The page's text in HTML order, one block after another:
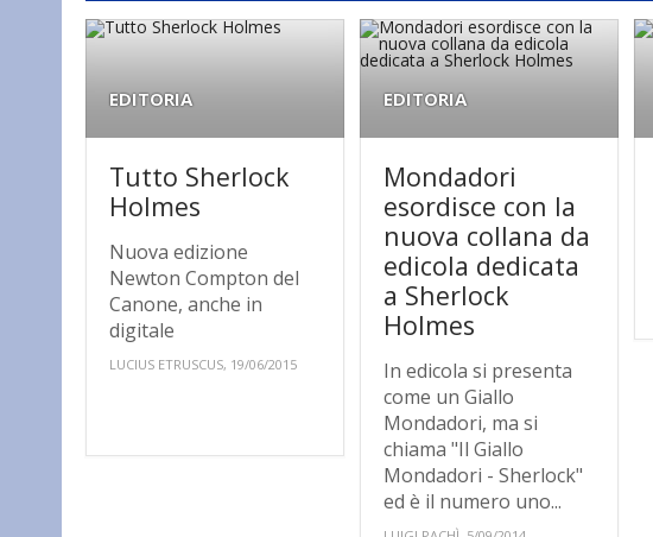
EDITORIA
Tutto Sherlock
Holmes
Nuova edizione
Newton Compton del
Canone, anche in
digitale
LUCIUS ETRUSCUS, 19/06/2015
EDITORIA
Mondadori
esordisce con la
nuova collana da
edicola dedicata
a Sherlock
Holmes
In edicola si presenta
come un Giallo
Mondadori, ma si
chiama "Il Giallo
Mondadori - Sherlock"
ed è il numero uno...